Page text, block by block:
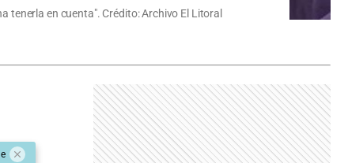
tenerla en cuenta". Crédito: Archivo El Litoral